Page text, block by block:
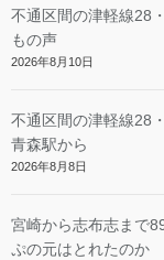
不通区間の津軽線28
もの声
2026年8月10日
不通区間の津軽線28
青森駅から
2026年8月8日
宮崎から志布志まで
ぷの元はとれたのか